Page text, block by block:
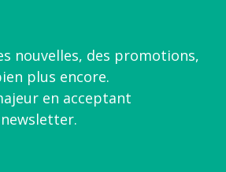
nouvelles, des promotions,
plus encore.
en acceptant